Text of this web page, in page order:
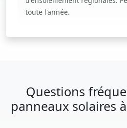
toute l'année.
Questions
panneaux solaires